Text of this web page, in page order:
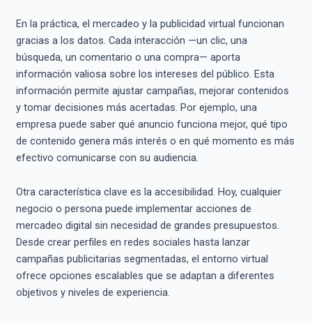
En la práctica, el mercadeo y la publicidad virtual funcionan
gracias a los datos. Cada interacción —un clic, una
búsqueda, un comentario o una compra— aporta
información valiosa sobre los intereses del público. Esta
información permite ajustar campañas, mejorar contenidos
y tomar decisiones más acertadas. Por ejemplo, una
empresa puede saber qué anuncio funciona mejor, qué tipo
de contenido genera más interés o en qué momento es más
efectivo comunicarse con su audiencia.
Otra característica clave es la accesibilidad. Hoy, cualquier
negocio o persona puede implementar acciones de
mercadeo digital sin necesidad de grandes presupuestos.
Desde crear perfiles en redes sociales hasta lanzar
campañas publicitarias segmentadas, el entorno virtual
ofrece opciones escalables que se adaptan a diferentes
objetivos y niveles de experiencia.